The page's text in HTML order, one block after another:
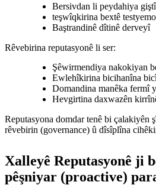
Bersivdan li peydahiya giştî
teşwîqkirina bextê
Baştrandinê dîtinê derveyî
Rêvebirina reputasyonê li ser:
Şêwirmendiya nakokiyan
Ewlehîkirina bicihanîna
Domandina manêka fermî
Hevgirtina daxwazên
Reputasyona domdar tenê bi çalakiyên
rêvebirin (governance) û dîsîplîna
Xalleyê Reputasyonê ji
pêşniyar (proactive)